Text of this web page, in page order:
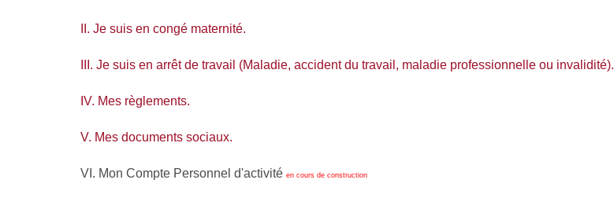
II. Je suis en congé maternité.
III. Je suis en arrêt de travail (Maladie, accident du travail, maladie professionnelle ou invalidité).
IV. Mes règlements.
V. Mes documents sociaux.
VI. Mon Compte Personnel d'activité en cours de construction